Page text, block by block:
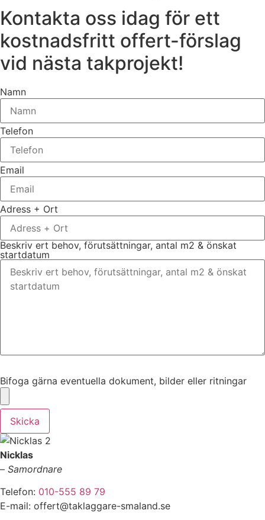
Kontakta oss idag för ett
kostnadsfritt offert-förslag
vid nästa takprojekt!
Namn
Telefon
Email
Adress + Ort
Beskriv ert behov, förutsättningar, antal m2 & önskat
startdatum
Bifoga gärna eventuella dokument, bilder eller ritningar
Skicka
Nicklas
– Samordnare
Telefon: 010-555 89 79
E-mail: offert@taklaggare-smaland.se